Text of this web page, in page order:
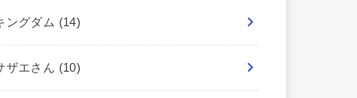
ングダム (14)
ザエさん (10)